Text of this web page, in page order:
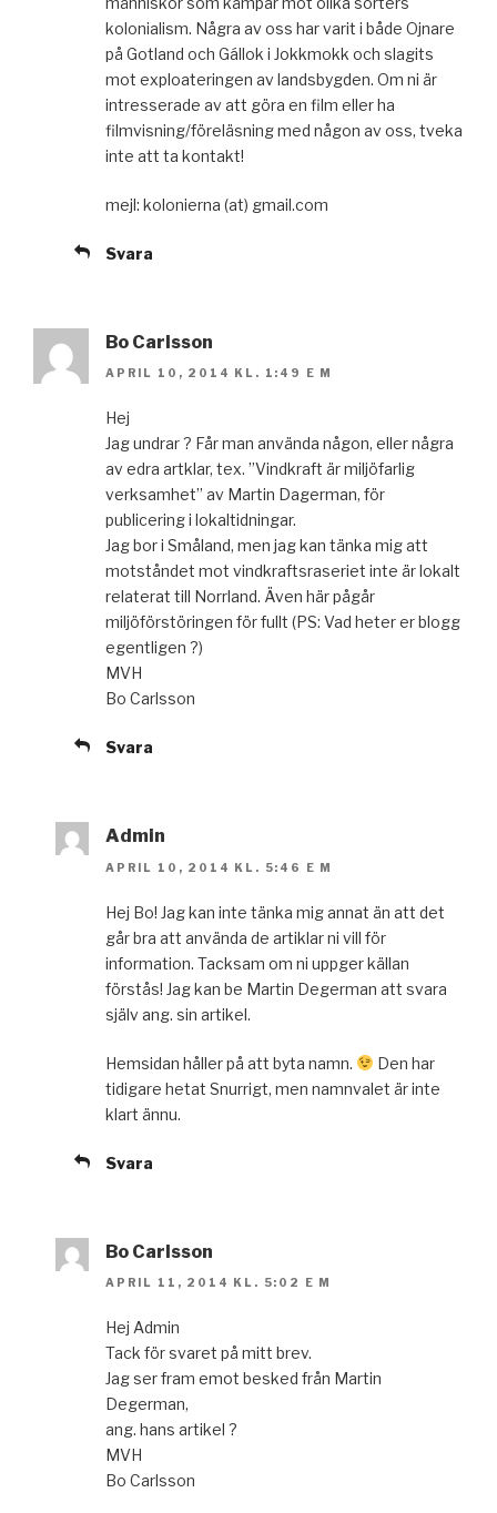
kolonialism. Några av oss har varit i både Ojnare
på Gotland och Gállok i Jokkmokk och slagits
mot exploateringen av landsbygden. Om ni är
intresserade av att göra en film eller ha
filmvisning/föreläsning med någon av oss, tveka
inte att ta kontakt!
mejl: kolonierna (at) gmail.com
Svara
Bo Carlsson
APRIL 10, 2014 KL. 1:49 E M
Hej
Jag undrar ? Får man använda någon, eller några
av edra artklar, tex. ”Vindkraft är miljöfarlig
verksamhet” av Martin Dagerman, för
publicering i lokaltidningar.
Jag bor i Småland, men jag kan tänka mig att
motståndet mot vindkraftsraseriet inte är lokalt
relaterat till Norrland. Även här pågår
miljöförstöringen för fullt (PS: Vad heter er blogg
egentligen ?)
MVH
Bo Carlsson
Svara
Admin
APRIL 10, 2014 KL. 5:46 E M
Hej Bo! Jag kan inte tänka mig annat än att det
går bra att använda de artiklar ni vill för
information. Tacksam om ni uppger källan
förstås! Jag kan be Martin Degerman att svara
själv ang. sin artikel.
Hemsidan håller på att byta namn.
Den har
tidigare hetat Snurrigt, men namnvalet är inte
klart ännu.
Svara
Bo Carlsson
APRIL 11, 2014 KL. 5:02 E M
Hej Admin
Tack för svaret på mitt brev.
Jag ser fram emot besked från Martin
Degerman,
ang. hans artikel ?
MVH
Bo Carlsson